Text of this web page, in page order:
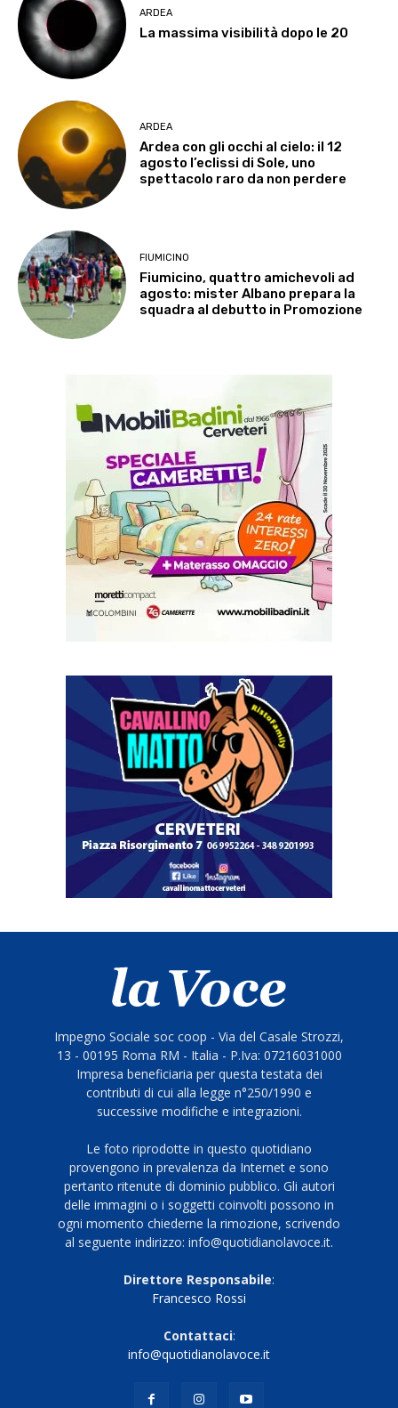
ARDEA
La massima visibilità dopo le 20
ARDEA
Ardea con gli occhi al cielo: il 12
agosto l’eclissi di Sole, uno
spettacolo raro da non perdere
FIUMICINO
Fiumicino, quattro amichevoli ad
agosto: mister Albano prepara la
squadra al debutto in Promozione
Impegno Sociale soc coop - Via del Casale Strozzi,
13 - 00195 Roma RM - Italia - P.Iva: 07216031000
Impresa beneficiaria per questa testata dei
contributi di cui alla legge n°250/1990 e
successive modifiche e integrazioni.
Le foto riprodotte in questo quotidiano
provengono in prevalenza da Internet e sono
pertanto ritenute di dominio pubblico. Gli autori
delle immagini o i soggetti coinvolti possono in
ogni momento chiederne la rimozione, scrivendo
al seguente indirizzo: info@quotidianolavoce.it.
Direttore Responsabile:
Francesco Rossi
Contattaci:
info@quotidianolavoce.it